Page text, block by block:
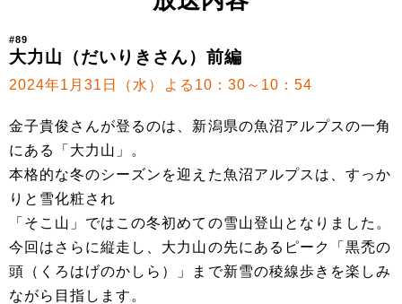
#89
大力山（だいりきさん）前編
2024年1月31日（水）よる10：30～10：54
金子貴俊さんが登るのは、新潟県の魚沼アルプスの一角
にある「大力山」。
本格的な冬のシーズンを迎えた魚沼アルプスは、すっか
りと雪化粧され
「そこ山」ではこの冬初めての雪山登山となりました。
今回はさらに縦走し、大力山の先にあるピーク「黒禿の
頭（くろはげのかしら）」まで新雪の稜線歩きを楽しみ
ながら目指します。